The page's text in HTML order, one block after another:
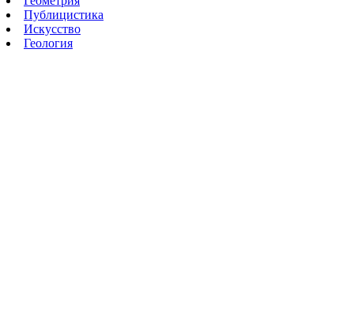
Публицистика
Искусство
Геология